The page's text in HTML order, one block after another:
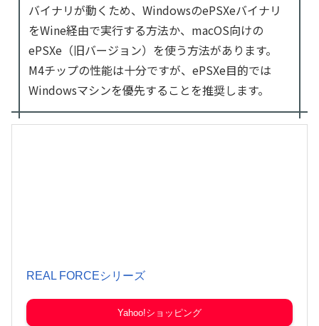
バイナリが動くため、WindowsのePSXeバイナリ
をWine経由で実行する方法か、macOS向けの
ePSXe（旧バージョン）を使う方法があります。
M4チップの性能は十分ですが、ePSXe目的では
Windowsマシンを優先することを推奨します。
REAL FORCEシリーズ
Yahoo!ショッピング